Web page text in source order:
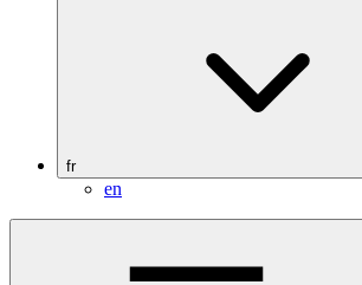
fr
en